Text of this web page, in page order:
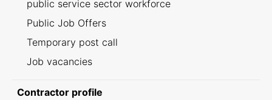
public service sector workforce
Public Job Offers
Temporary post call
Job vacancies
Contractor profile